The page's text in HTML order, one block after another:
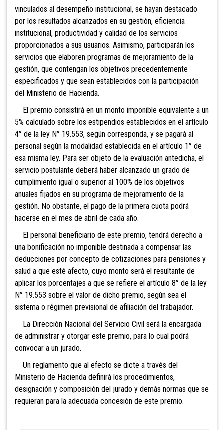
vinculados al desempeño institucional, se hayan destacado
por los resultados alcanzados en su gestión, eficiencia
institucional, productividad y calidad de los servicios
proporcionados a sus usuarios. Asimismo, participarán los
servicios que elaboren programas de mejoramiento de la
gestión, que contengan los objetivos precedentemente
especificados y que sean establecidos con la participación
del Ministerio de Hacienda.
El premio consistirá en un monto imponible equivalente a un
5% calculado sobre los estipendios establecidos en el artículo
4° de la ley N° 19.553, según corresponda, y se pagará al
personal según la modalidad establecida en el artículo 1° de
esa misma ley. Para ser objeto de la evaluación antedicha, el
servicio postulante deberá haber alcanzado un grado de
cumplimiento igual o superior al 100% de los objetivos
anuales fijados en su programa de mejoramiento de la
gestión. No obstante, el pago de la primera cuota podrá
hacerse en el mes de abril de cada año.
El personal beneficiario de este premio, tendrá derecho a
una bonificación no imponible destinada a compensar las
deducciones por concepto de cotizaciones para pensiones y
salud a que esté afecto, cuyo monto será el resultante de
aplicar los porcentajes a que se refiere el artículo 8° de la ley
N° 19.553 sobre el valor de dicho premio, según sea el
sistema o régimen previsional de afiliación del trabajador.
La Dirección Nacional del Servicio Civil será la encargada
de administrar y otorgar este premio, para lo cual podrá
convocar a un jurado.
Un reglamento que al efecto se dicte a través del
Ministerio de Hacienda definirá los procedimientos,
designación y composición del jurado y demás normas que se
requieran para la adecuada concesión de este premio.